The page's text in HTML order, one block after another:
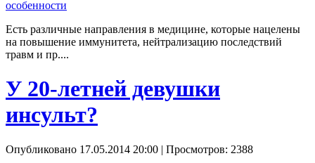
Есть различные направления в медицине, которые нацелены
на повышение иммунитета, нейтрализацию последствий
травм и пр....
У 20-летней девушки
инсульт?
Опубликовано 17.05.2014 20:00 | Просмотров: 2388